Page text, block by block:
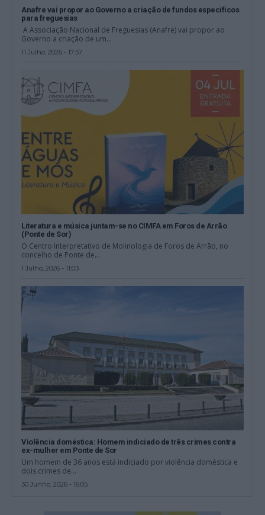
Anafre vai propor ao Governo a criação de fundos específicos
para freguesias
A Associação Nacional de Freguesias (Anafre) vai propor ao
Governo a criação de um...
11 Julho, 2026 - 17:57
Literatura e música juntam-se no CIMFA em Foros de Arrão
(Ponte de Sor)
O Centro Interpretativo de Molinologia de Foros de Arrão, no
concelho de Ponte de...
1 Julho, 2026 - 11:03
Violência doméstica: Homem indiciado de três crimes contra
ex-mulher em Ponte de Sor
Um homem de 36 anos está indiciado por violência doméstica e
dois crimes de...
30 Junho, 2026 - 16:05